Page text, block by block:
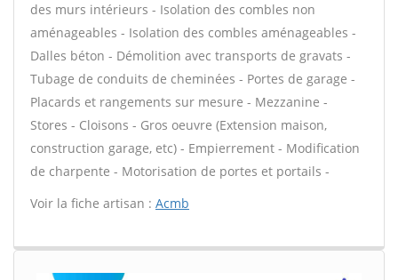
des murs intérieurs - Isolation des combles non
aménageables - Isolation des combles aménageables -
Dalles béton - Démolition avec transports de gravats -
Tubage de conduits de cheminées - Portes de garage -
Placards et rangements sur mesure - Mezzanine -
Stores - Cloisons - Gros oeuvre (Extension maison,
construction garage, etc) - Empierrement - Modification
de charpente - Motorisation de portes et portails -
Voir la fiche artisan : Acmb